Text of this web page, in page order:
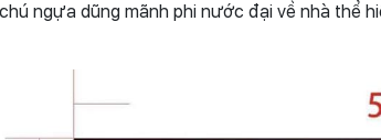
ngựa dũng mãnh phi nước đại về nhà thể